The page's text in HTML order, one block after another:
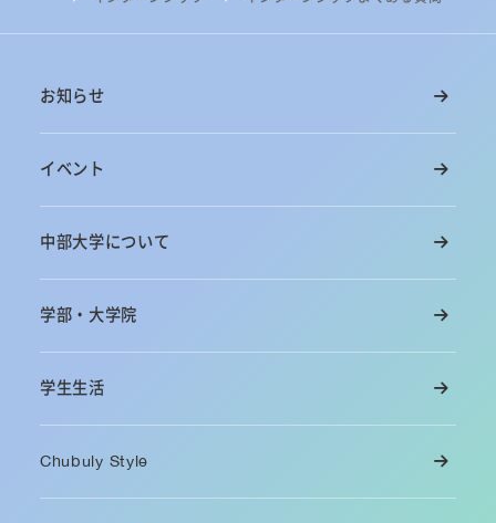
お知らせ
イベント
中部大学について
学部・大学院
学生生活
Chubuly Style